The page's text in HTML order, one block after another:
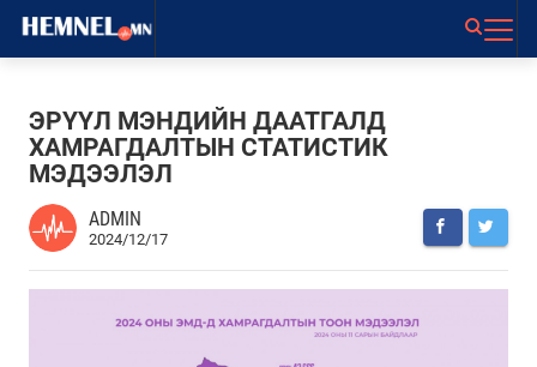
ЭРҮҮЛ МЭНДИЙН ДААТГАЛД
ХАМРАГДАЛТЫН СТАТИСТИК
МЭДЭЭЛЭЛ
ADMIN
2024/12/17